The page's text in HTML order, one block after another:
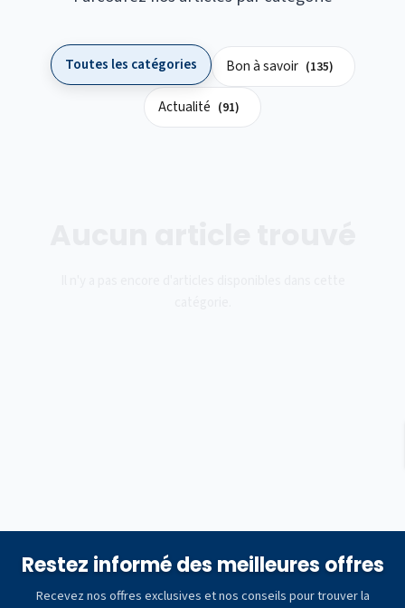
Toutes les catégories Bon à savoir (135)
Actualité (91)
Restez informé des meilleures offres
Recevez nos offres exclusives et nos conseils pour trouver la